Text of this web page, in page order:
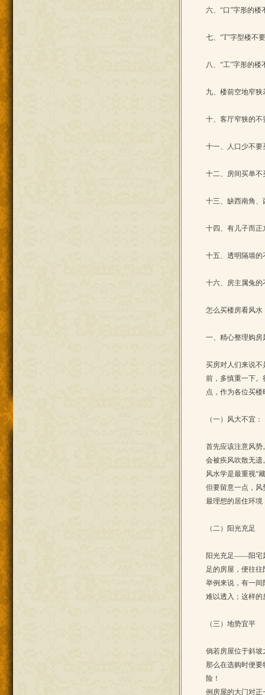
六、“口”字形的
七、“T”字型楼不
八、“工”字形的
九、楼前空地窄
十、客厅窄狭的不
十一、人口少不要
十二、房间买单不
十三、缺西南角
十四、有儿子而
十五、透明隔墙的
十六、房主属兔
怎么买楼房看风水
一、精心整理购房
买房对人们来说
前，多慎重一下
点，作为各位买楼
（一）风大不宜：
首先应该注意风
会被疾风吹散无遗
风水学是最重视“
但要留意一点，
最理想的居住环
（二）阳光充足
阳光充足——阳宅
足的房屋，便往
举例来说，有一
难以透入；这样
（三）地势宜平
倘若房屋位于斜
那么在选购时便
险！
例房屋的大门对